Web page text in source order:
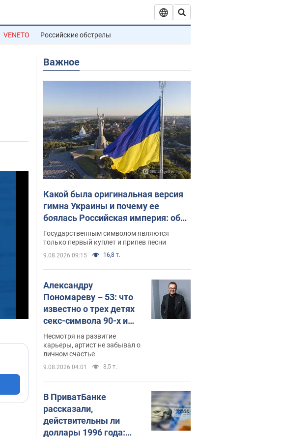
VENETO Российские обстрелы
Важное
Какой была оригинальная версия
гимна Украины и почему ее
боялась Российская империя: об
этом не рассказывают в школе
Государственным символом являются
только первый куплет и припев песни
9.08.2026 09:15 16,8 т.
Александру
Пономареву – 53: что
известно о трех детях
секс-символа 90-х и
как они выглядят
Несмотря на развитие
карьеры, артист не забывал о
личном счастье
9.08.2026 04:01 8,5 т.
В ПриватБанке
рассказали,
действительны ли
доллары 1996 года: